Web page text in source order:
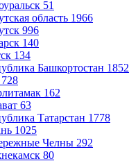
51
область 1966
996
140
134
Башкортостан 1852
728
162
63
Татарстан 1778
1025
Челны 292
80